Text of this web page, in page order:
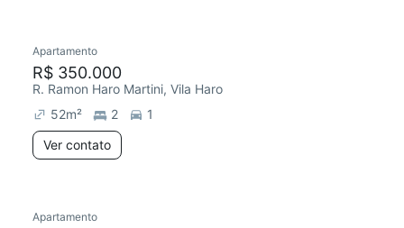
Redecorar
Apartamento
R$ 350.000
R. Ramon Haro Martini, Vila Haro
52m² 2
1
Ver contato
Apartamento